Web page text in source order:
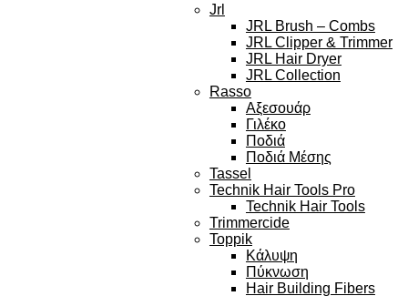
Jrl
JRL Brush – Combs
JRL Clipper & Trimmer
JRL Hair Dryer
JRL Collection
Rasso
Αξεσουάρ
Γιλέκο
Ποδιά
Ποδιά Μέσης
Tassel
Technik Hair Tools Pro
Technik Hair Tools
Trimmercide
Toppik
Κάλυψη
Πύκνωση
Hair Building Fibers